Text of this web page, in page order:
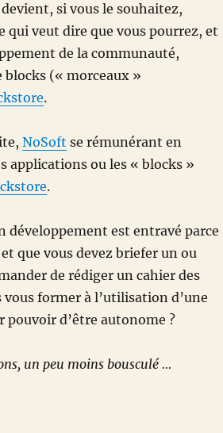
si vous le souhaitez,
qui veut dire que vous pourrez, et
de la communauté,
blocks (« morceaux »
.
NoSoft se rémunérant en
applications ou les « blocks »
.
développement est entravé parce
que vous devez briefer un ou
de rédiger un cahier des
former à l’utilisation d’une
pouvoir d’être autonome ?
un peu moins bousculé …